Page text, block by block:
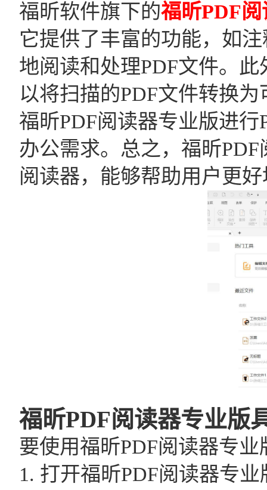
福昕软件旗下的福昕PDF阅
它提供了丰富的功能，如
地阅读和处理PDF文件。
以将扫描的PDF文件转换
福昕PDF阅读器专业版进
办公需求。总之，福昕
阅读器，能够帮助用户更
福昕PDF阅读器专业版
要使用福昕PDF阅读器专
1. 打开福昕PDF阅读器专